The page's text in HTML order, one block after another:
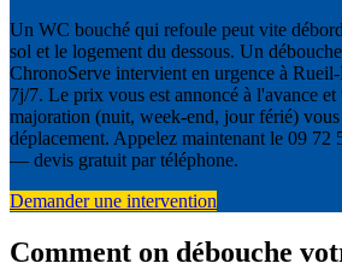
Un WC bouché qui refoule peut vite
sol et le logement du dessous. Un
ChronoServe intervient en urgence à
7j/7. Le prix vous est annoncé à l'avance et
majoration (nuit, week-end, jour férié)
déplacement. Appelez maintenant le 09 72
— devis gratuit par téléphone.
Demander une intervention
Comment on débouche